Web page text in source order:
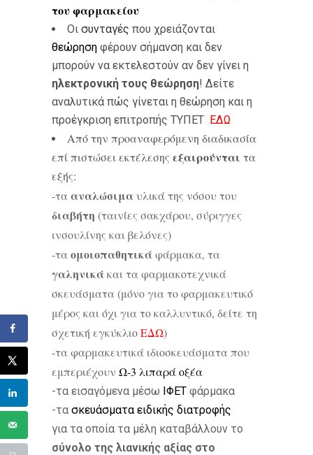
του φαρμακείου
Οι συνταγές που χρειάζονται
θεώρηση φέρουν σήμανση και δεν
μπορούν να εκτελεστούν αν δεν γίνει η
ηλεκτρονική τους θεώρηση! Δείτε
αναλυτικά πώς γίνεται η θεώρηση και η
προέγκριση επιτροπής ΤΥΠΕΤ ΕΔΩ
Από την προαναφερόμενη διαδικασία
επί πιστώσει εκτέλεσης εξαιρούνται τα
εξής:
-τααναλώσιμαυλικά της νόσου του
διαβήτη (ταινίες σακχάρου, σύριγγες
ινσουλίνης και βελόνες)
-ταομοιοπαθητικάφάρμακα, τα
γαληνικάκαι τα φαρμακοτεχνικά
σκευάσματα (μόνο για το φαρμακευτικό
μέρος και όχι για το καλλυντικό, δείτε τη
σχετική εγκύκλιοΕΔΩ)
-τα φαρμακευτικά ιδιοσκευάσματα που
εμπεριέχουν Ω-3 λιπαρά οξέα
-τα εισαγόμενα μέσω ΙΦΕΤ φάρμακα
-τα σκευάσματα ειδικής διατροφής
για τα οποία τα μέλη καταβάλλουν το
σύνολο της λιανικής αξίας στο